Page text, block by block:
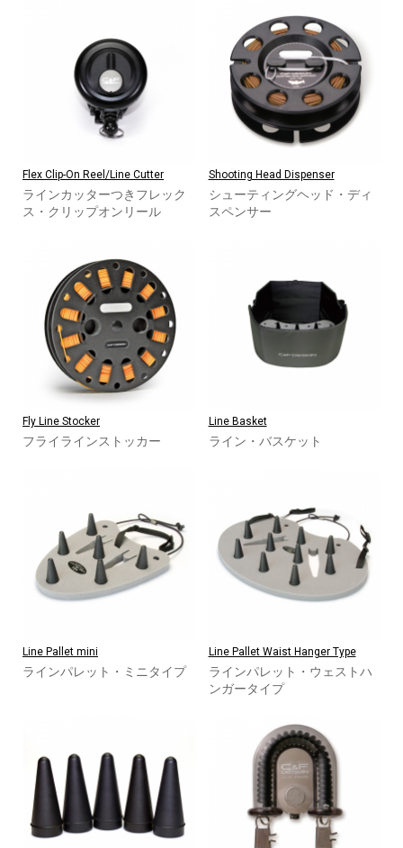
Flex Clip-On Reel/Line Cutter
ラインカッターつきフレック
ス・クリップオンリール
Shooting Head Dispenser
シューティングヘッド・ディ
スペンサー
Fly Line Stocker
フライラインストッカー
Line Basket
ライン・バスケット
Line Pallet mini
ラインパレット・ミニタイプ
Line Pallet Waist Hanger Type
ラインパレット・ウェストハ
ンガータイプ